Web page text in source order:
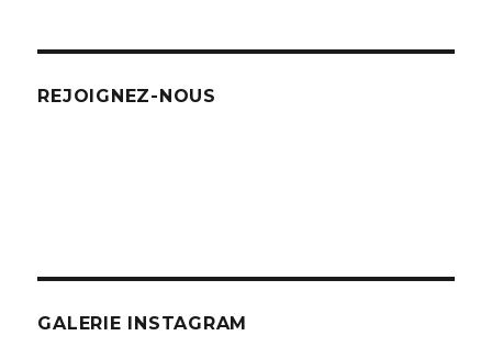
REJOIGNEZ-NOUS
GALERIE INSTAGRAM